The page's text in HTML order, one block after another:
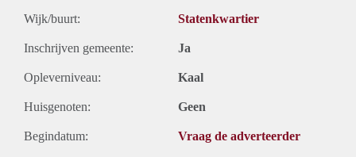
Wijk/buurt: Statenkwartier
Inschrijven gemeente: Ja
Opleverniveau: Kaal
Huisgenoten: Geen
Begindatum: Vraag de adverteerder